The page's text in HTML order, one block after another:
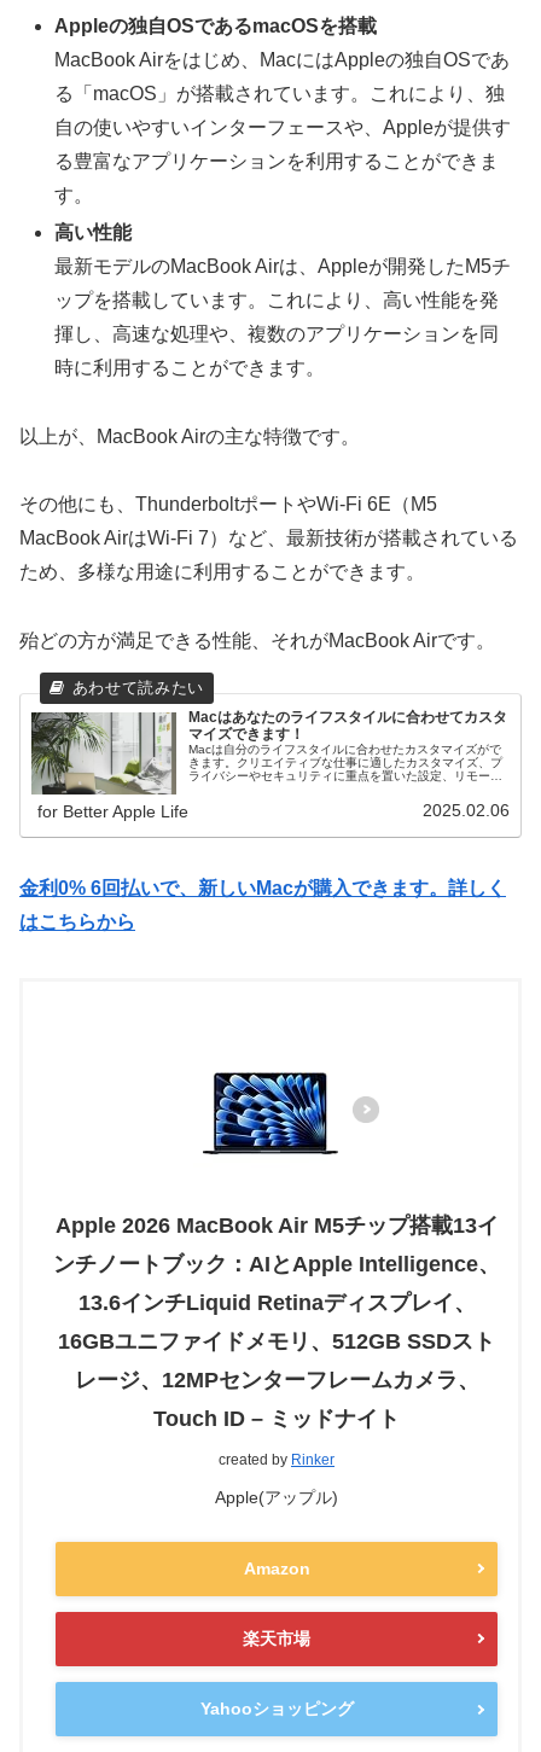
Appleの独自OSであるmacOSを搭載
MacBook Airをはじめ、MacにはAppleの独自OSであ
る「macOS」が搭載されています。これにより、独
自の使いやすいインターフェースや、Appleが提供す
る豊富なアプリケーションを利用することができま
す。
高い性能
最新モデルのMacBook Airは、Appleが開発したM5チ
ップを搭載しています。これにより、高い性能を発
揮し、高速な処理や、複数のアプリケーションを同
時に利用することができます。
以上が、MacBook Airの主な特徴です。
その他にも、ThunderboltポートやWi-Fi 6E（M5
MacBook AirはWi-Fi 7）など、最新技術が搭載されている
ため、多様な用途に利用することができます。
殆どの方が満足できる性能、それがMacBook Airです。
Macはあなたのライフスタイルに合わせてカスタ
マイズできます！
Macは自分のライフスタイルに合わせたカスタマイズがで
きます。クリエイティブな仕事に適したカスタマイズ、プ
ライバシーやセキュリティに重点を置いた設定、リモート
for Better Apple Life 2025.02.06
金利0% 6回払いで、新しいMacが購入できます。詳しく
はこちらから
Apple 2026 MacBook Air M5チップ搭載13イ
ンチノートブック：AIとApple Intelligence、
13.6インチLiquid Retinaディスプレイ、
16GBユニファイドメモリ、512GB SSDスト
レージ、12MPセンターフレームカメラ、
Touch ID – ミッドナイト
created by Rinker
Apple(アップル)
Amazon
楽天市場
Yahooショッピング